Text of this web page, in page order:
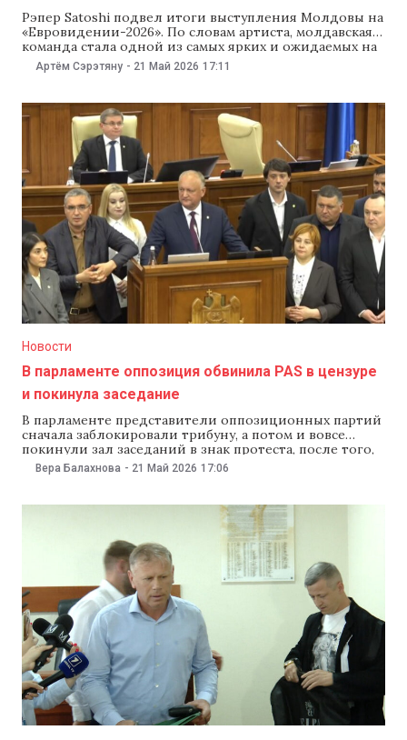
Рэпер Satoshi подвел итоги выступления Молдовы на
«Евровидении-2026». По словам артиста, молдавская
команда стала одной из самых ярких и ожидаемых на
конкурсе. Исполнитель подчеркнул, что «никто не
скандировал и не кричал от счастья громче, чем на
кто нас поддерживал. Мы заняли восьмое место в
финале
Артём Сэрэтяну - 21 Май 2026 17:11
Новости
В парламенте оппозиция обвинила PAS в цензуре
и покинула заседание
В парламенте представители оппозиционных партий
сначала заблокировали трибуну, а потом и вовсе
покинули зал заседаний в знак протеста, после того,
как спикер Игорь Гросу запретил выступать депутатам
от партии «Демократия дома». Оппозиция обвинила
слова. В PAS на это ответили, что «грубость в
Вера Балахнова - 21 Май 2026 17:06